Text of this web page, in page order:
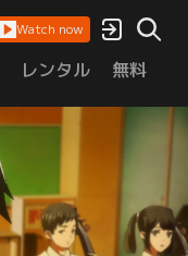
Watch now
レンタル 無料